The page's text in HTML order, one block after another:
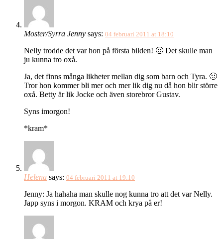
Moster/Syrra Jenny says: 04 februari 2011 at 18:10
Nelly trodde det var hon på första bilden! 🙂 Det skulle man
ju kunna tro oxå.
Ja, det finns många likheter mellan dig som barn och Tyra. 🙂
Tror hon kommer bli mer och mer lik dig nu då hon blir större
oxå. Betty är lik Jocke och även storebror Gustav.
Syns imorgon!
*kram*
Helena says: 04 februari 2011 at 19:10
Jenny: Ja hahaha man skulle nog kunna tro att det var Nelly.
Japp syns i morgon. KRAM och krya på er!